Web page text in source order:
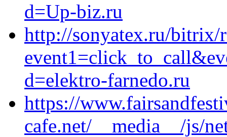
d=Up-biz.ru
http://sonyatex.ru/bitrix/
d=elektro-farnedo.ru
https://
cafe.net/__media__/js/